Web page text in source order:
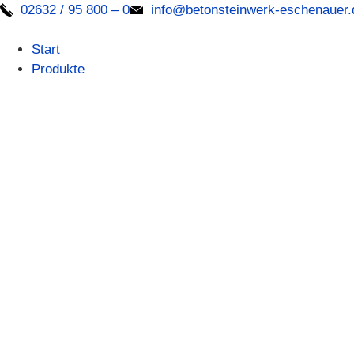
02632 / 95 800 – 0 info@betonsteinwerk-
Start
Produkte